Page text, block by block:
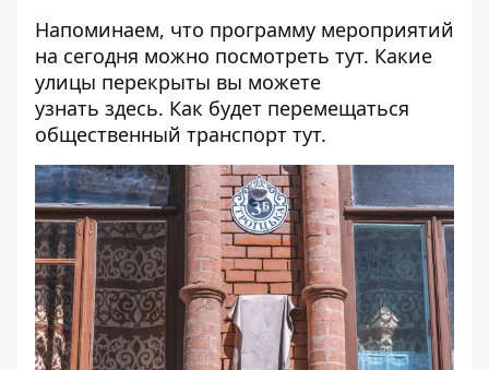
Напоминаем, что программу мероприятий
на сегодня можно посмотреть тут. Какие
улицы перекрыты вы можете
узнать здесь. Как будет перемещаться
общественный транспорт тут.